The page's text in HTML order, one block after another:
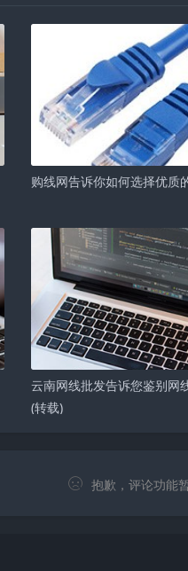
购线网告诉你如何选择优质
云南网线批发告诉您鉴别网
(转载)
抱歉，评论功能